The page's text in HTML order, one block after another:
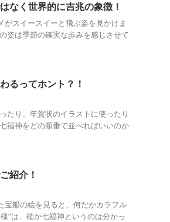
なく世界的に吉兆の象徴！
スイースイーと飛ぶ姿を見かけま
姿は季節の確実な歩みを感じさせて
るってホント？！
たり、年賀状のイラストに使ったり
福神をどの順番で並べればいいのか
紹介！
宝船の絵を見ると、何だかカラフル
”は、確か七福神というのは分かっ